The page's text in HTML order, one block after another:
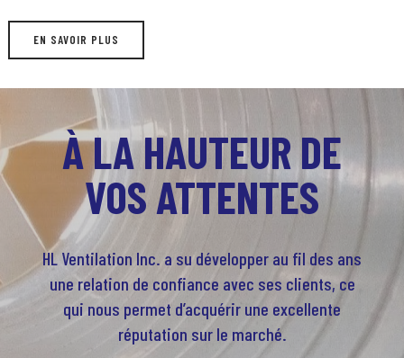
EN SAVOIR PLUS
À LA HAUTEUR DE
VOS ATTENTES
HL Ventilation Inc. a su développer au fil des ans
une relation de confiance avec ses clients, ce
qui nous permet d’acquérir une excellente
réputation sur le marché.